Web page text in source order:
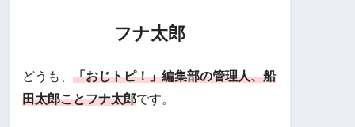
フナ太郎
どうも、 「おじトピ！」編集部の管理人、船
田太郎ことフナ太郎です。